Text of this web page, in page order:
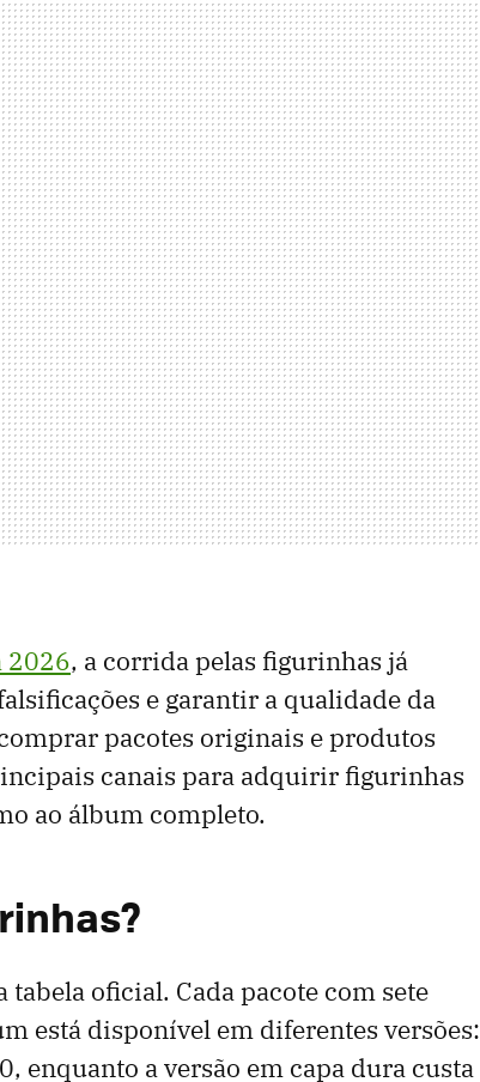
2026, a corrida pelas figurinhas já
e garantir a qualidade da
pacotes originais e produtos
canais para adquirir figurinhas
ao álbum completo.
tabela oficial. Cada pacote com sete
está disponível em diferentes versões:
enquanto a versão em capa dura custa